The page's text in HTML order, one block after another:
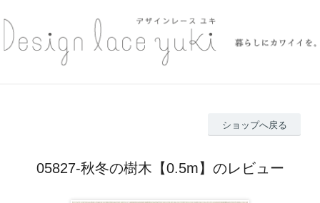
ショップへ戻る
05827-秋冬の樹木【0.5m】のレビュー